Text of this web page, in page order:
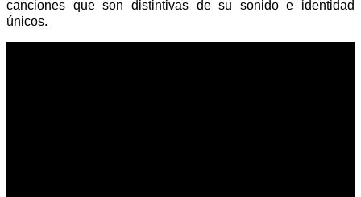
canciones que son distintivas de su sonido e identidad
únicos.